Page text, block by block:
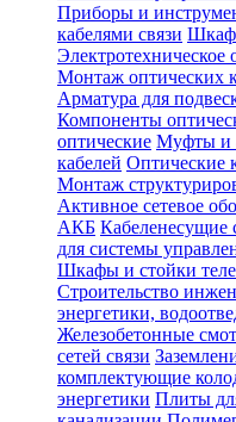
Приборы и
кабелями связи
Электротехническое
Монтаж оптических
Арматура для
Компоненты
оптические Муфты и
кабелей Оптические
Монтаж
Активное сетевое
АКБ Кабеленесущие
для системы
Шкафы и стойки
Строительство
энергетики,
Железобетонные
сетей связи
комплектующие
энергетики Плиты